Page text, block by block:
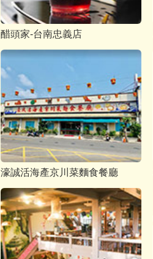
醋頭家-台南忠義店
濠誠活海產京川菜麵食餐廳